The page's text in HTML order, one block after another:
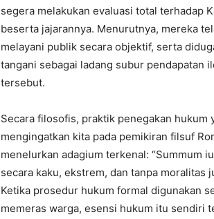
segera melakukan evaluasi total terhadap
beserta jajarannya. Menurutnya, mereka
melayani publik secara objektif, serta
tangani sebagai ladang subur pendapatan
tersebut.
Secara filosofis, praktik penegakan
mengingatkan kita pada pemikiran filsuf
menelurkan adagium terkenal: “Summum
secara kaku, ekstrem, dan tanpa moralitas
Ketika prosedur hukum formal digunakan
memeras warga, esensi hukum itu sendiri